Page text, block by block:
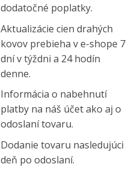
dodatočné poplatky.
Aktualizácie cien drahých
kovov prebieha v e-shope 7
dní v týždni a 24 hodín
denne.
Informácia o nabehnutí
platby na náš účet ako aj o
odoslaní tovaru.
Dodanie tovaru nasledujúci
deň po odoslaní.